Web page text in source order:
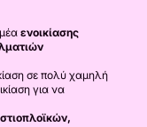
ενοικίασης
σε πολύ χαμηλή
για να